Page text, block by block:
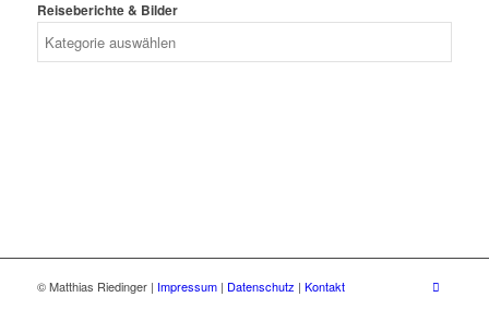
Reiseberichte & Bilder
© Matthias Riedinger | Impressum| Datenschutz | Kontakt